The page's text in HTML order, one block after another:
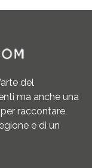
del
ma anche una
raccontare,
e di un